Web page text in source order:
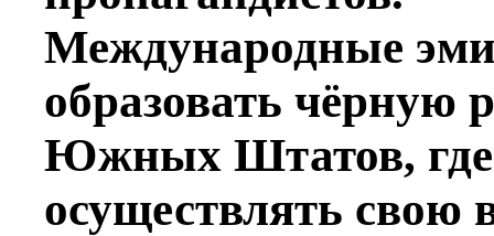
Международные
образовать чёрную
Южных Штатов,
осуществлять свою